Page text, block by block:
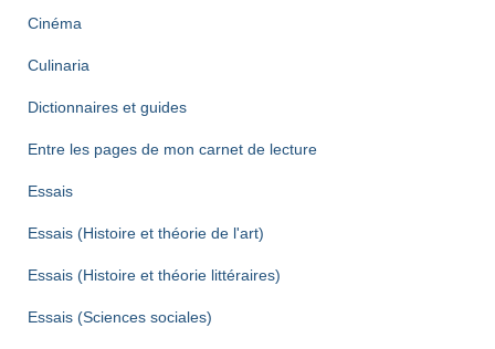
Cinéma
Culinaria
Dictionnaires et guides
Entre les pages de mon carnet de lecture
Essais
Essais (Histoire et théorie de l'art)
Essais (Histoire et théorie littéraires)
Essais (Sciences sociales)